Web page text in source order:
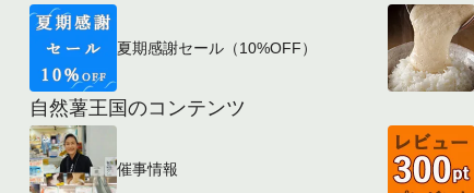
夏期感謝セール（10%OFF）
自然薯王国のコンテンツ
催事情報